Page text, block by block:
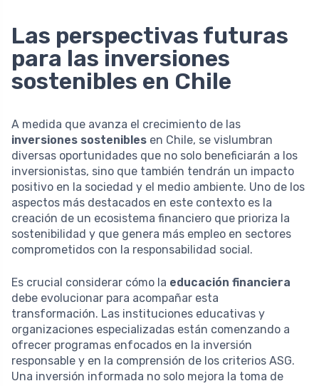
Las perspectivas futuras
para las inversiones
sostenibles en Chile
A medida que avanza el crecimiento de las
inversiones sostenibles en Chile, se vislumbran
diversas oportunidades que no solo beneficiarán a los
inversionistas, sino que también tendrán un impacto
positivo en la sociedad y el medio ambiente. Uno de los
aspectos más destacados en este contexto es la
creación de un ecosistema financiero que prioriza la
sostenibilidad y que genera más empleo en sectores
comprometidos con la responsabilidad social.
Es crucial considerar cómo la educación financiera
debe evolucionar para acompañar esta
transformación. Las instituciones educativas y
organizaciones especializadas están comenzando a
ofrecer programas enfocados en la inversión
responsable y en la comprensión de los criterios ASG.
Una inversión informada no solo mejora la toma de